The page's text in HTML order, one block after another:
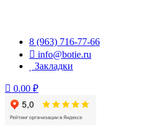
8 (963) 716-77-66
info@botie.ru
Закладки
0.00 ₽